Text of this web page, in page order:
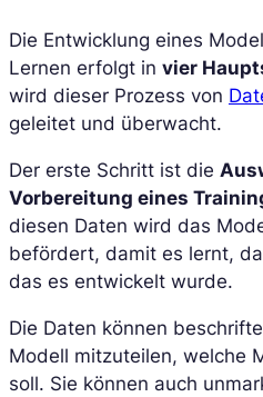
Die Entwicklung eines
Lernen erfolgt in vier
wird dieser Prozess von
geleitet und überwacht.
Der erste Schritt ist die
Vorbereitung eines
diesen Daten wird das
befördert, damit es lernt,
das es entwickelt wurde.
Die Daten können
Modell mitzuteilen, welche
soll. Sie können auch